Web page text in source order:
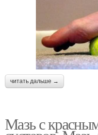
читать дальше →
Мазь с